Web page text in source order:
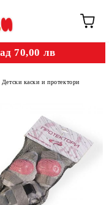
70,00 лв
Детски каски и протектори